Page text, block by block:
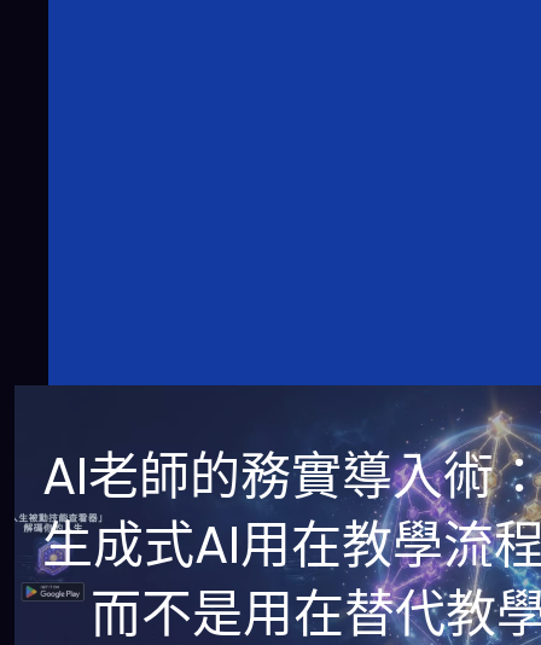
AI老師的務實導入術
生成式AI用在教學流
而不是用在替代教